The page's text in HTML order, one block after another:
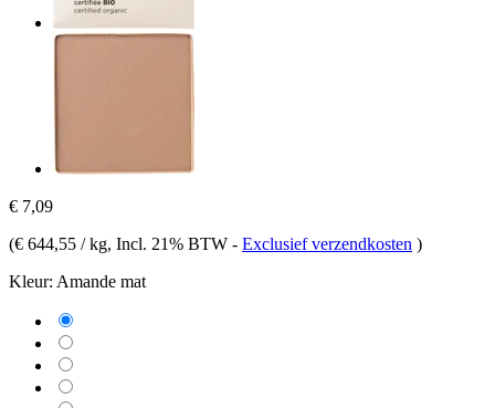
€ 7,09
(€ 644,55 / kg, Incl. 21% BTW - Exclusief verzendkosten )
Kleur: Amande mat